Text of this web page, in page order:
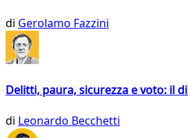
di Gerolamo Fazzini
Delitti, paura, sicurezza e voto: il
di Leonardo Becchetti